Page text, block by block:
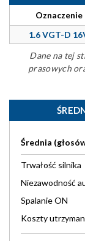
Oznaczenie
1.6 VGT-D
Dane na tej
prasowych
Średnia
Trwałość silnika
Niezawodność
Spalanie ON
Koszty